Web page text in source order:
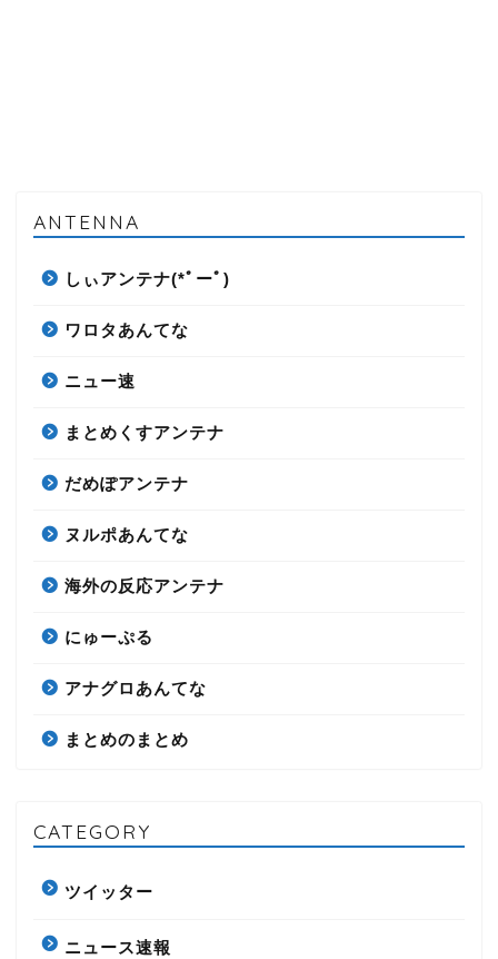
ANTENNA
しぃアンテナ(*ﾟーﾟ)
ワロタあんてな
ニュー速
まとめくすアンテナ
だめぽアンテナ
ヌルポあんてな
海外の反応アンテナ
にゅーぷる
アナグロあんてな
まとめのまとめ
CATEGORY
ツイッター
ニュース速報